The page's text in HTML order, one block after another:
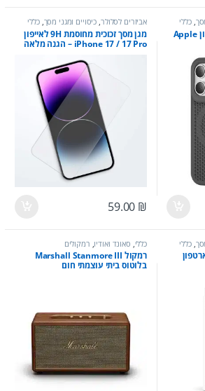
,כללי
כיסוי קירור MagSafe לאייפון Apple
אביזרים לסלולר כיסויים ומגני מסך ,כללי
מגן מסך זכוכית מחוסמת 9H לאייפון
iPhone 17 / 17 Pro – הגנה מלאה
59.00 ₪
,כללי כללי סאונד ואודיו רמקולים
רמקול Marshall Stanmore III
בלוטוס ביתי עוצמתי חום